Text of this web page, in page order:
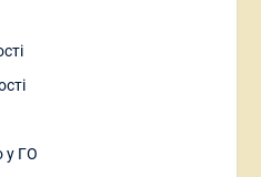
у ГО